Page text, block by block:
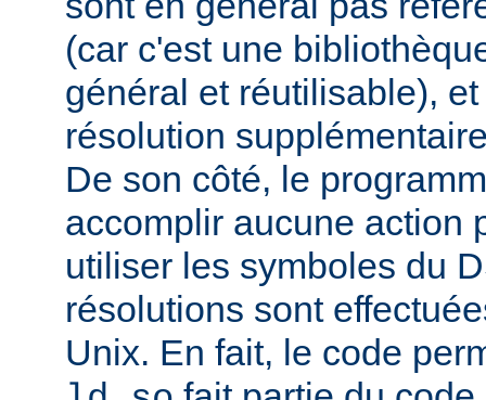
(car c'est une
général et réutilisable),
résolution
De son côté, le
accomplir aucune action
utiliser les symboles du
résolutions sont
Unix. En fait, le code